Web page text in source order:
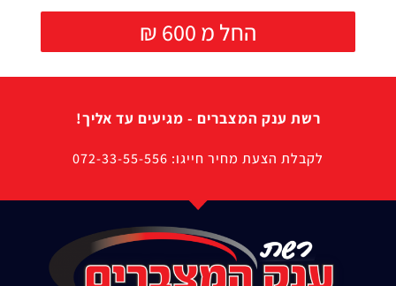
₪ החל מ 600
רשת ענק המצברים - מגיעים עד אליך!
לקבלת הצעת מחיר חייגו: 072-33-55-556